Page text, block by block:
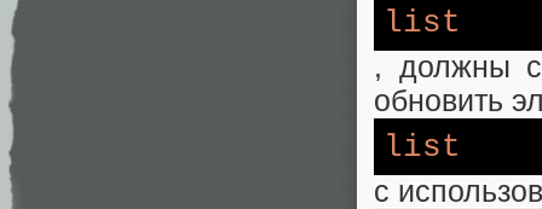
list
, должны
обновить
list
с